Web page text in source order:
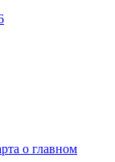
о главном